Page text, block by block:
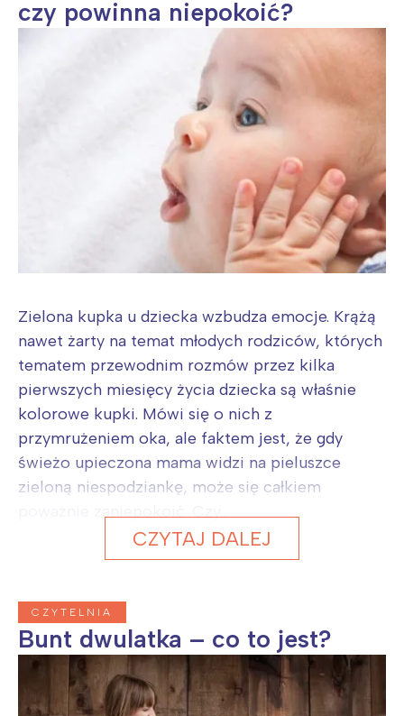
czy powinna niepokoić?
Zielona kupka u dziecka wzbudza emocje. Krążą
nawet żarty na temat młodych rodziców, których
tematem przewodnim rozmów przez kilka
pierwszych miesięcy życia dziecka są właśnie
kolorowe kupki. Mówi się o nich z
przymrużeniem oka, ale faktem jest, że gdy
świeżo upieczona mama widzi na pieluszce
zieloną niespodziankę, może się całkiem
CZYTAJ DALEJ
CZYTELNIA
Bunt dwulatka – co to jest?